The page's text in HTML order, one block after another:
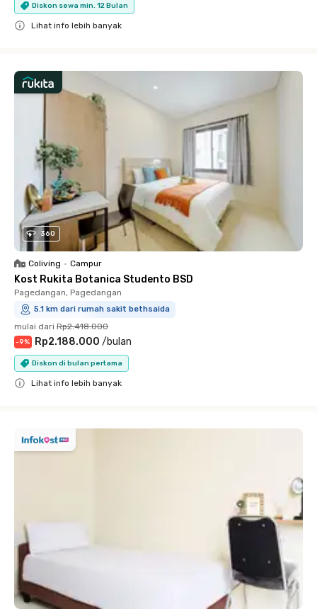
Diskon sewa min. 12 Bulan
Lihat info lebih banyak
360
Coliving • Campur
Kost Rukita Botanica Studento BSD
Pagedangan, Pagedangan
5.1 km dari rumah sakit bethsaida
mulai dari Rp2.418.000
-9% Rp2.188.000 /bulan
Diskon di bulan pertama
Lihat info lebih banyak